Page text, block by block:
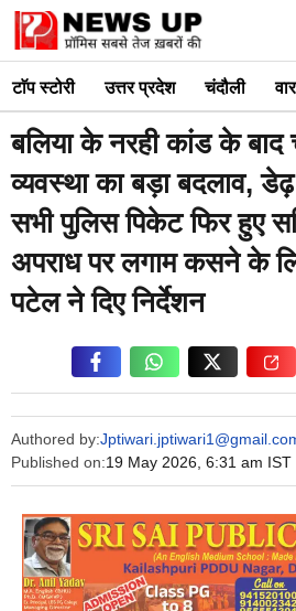
Skip
content
टाॅप स्टोरी उत्तर प्रदेश चंदौली
बलिया के नरही कांड के बाद
व्यवस्था का बड़ा बदलाव,
सभी पुलिस पिकेट फिर हुए
अपराध पर लगाम कसने के
पटेल ने दिए निर्देशन
Authored by:
Published on:19 May 2026, 6:31 am IST